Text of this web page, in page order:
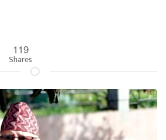
119
Shares